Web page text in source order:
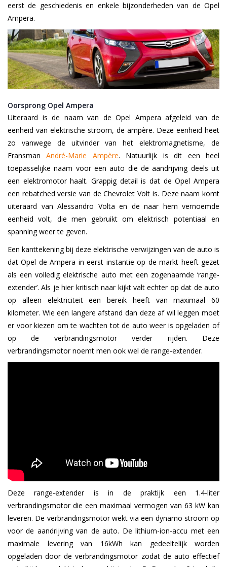
eerst de geschiedenis en enkele bijzonderheden van de Opel
Ampera.
Oorsprong Opel Ampera
Uiteraard is de naam van de Opel Ampera afgeleid van de
eenheid van elektrische stroom, de ampère. Deze eenheid heet
zo vanwege de uitvinder van het elektromagnetisme, de
FransmanAndré-Marie Ampère. Natuurlijk is dit een heel
toepasselijke naam voor een auto die de aandrijving deels uit
een elektromotor haalt. Grappig detail is dat de Opel Ampera
een rebatched versie van de Chevrolet Volt is. Deze naam komt
uiteraard van Alessandro Volta en de naar hem vernoemde
eenheid volt, die men gebruikt om elektrisch potentiaal en
spanning weer te geven.
Een kanttekening bij deze elektrische verwijzingen van de auto is
dat Opel de Ampera in eerst instantie op de markt heeft gezet
als een volledig elektrische auto met een zogenaamde ‘range-
extender’. Als je hier kritisch naar kijkt valt echter op dat de auto
op alleen elektriciteit een bereik heeft van maximaal 60
kilometer. Wie een langere afstand dan deze af wil leggen moet
er voor kiezen om te wachten tot de auto weer is opgeladen of
op de verbrandingsmotor verder rijden. Deze
verbrandingsmotor noemt men ook wel de range-extender.
Deze range-extender is in de praktijk een 1.4-liter
verbrandingsmotor die een maximaal vermogen van 63 kW kan
leveren. De verbrandingsmotor wekt via een dynamo stroom op
voor de aandrijving van de auto. De lithium-ion-accu met een
maximale levering van 16kWh kan gedeeltelijk worden
opgeladen door de verbrandingsmotor zodat de auto effectief